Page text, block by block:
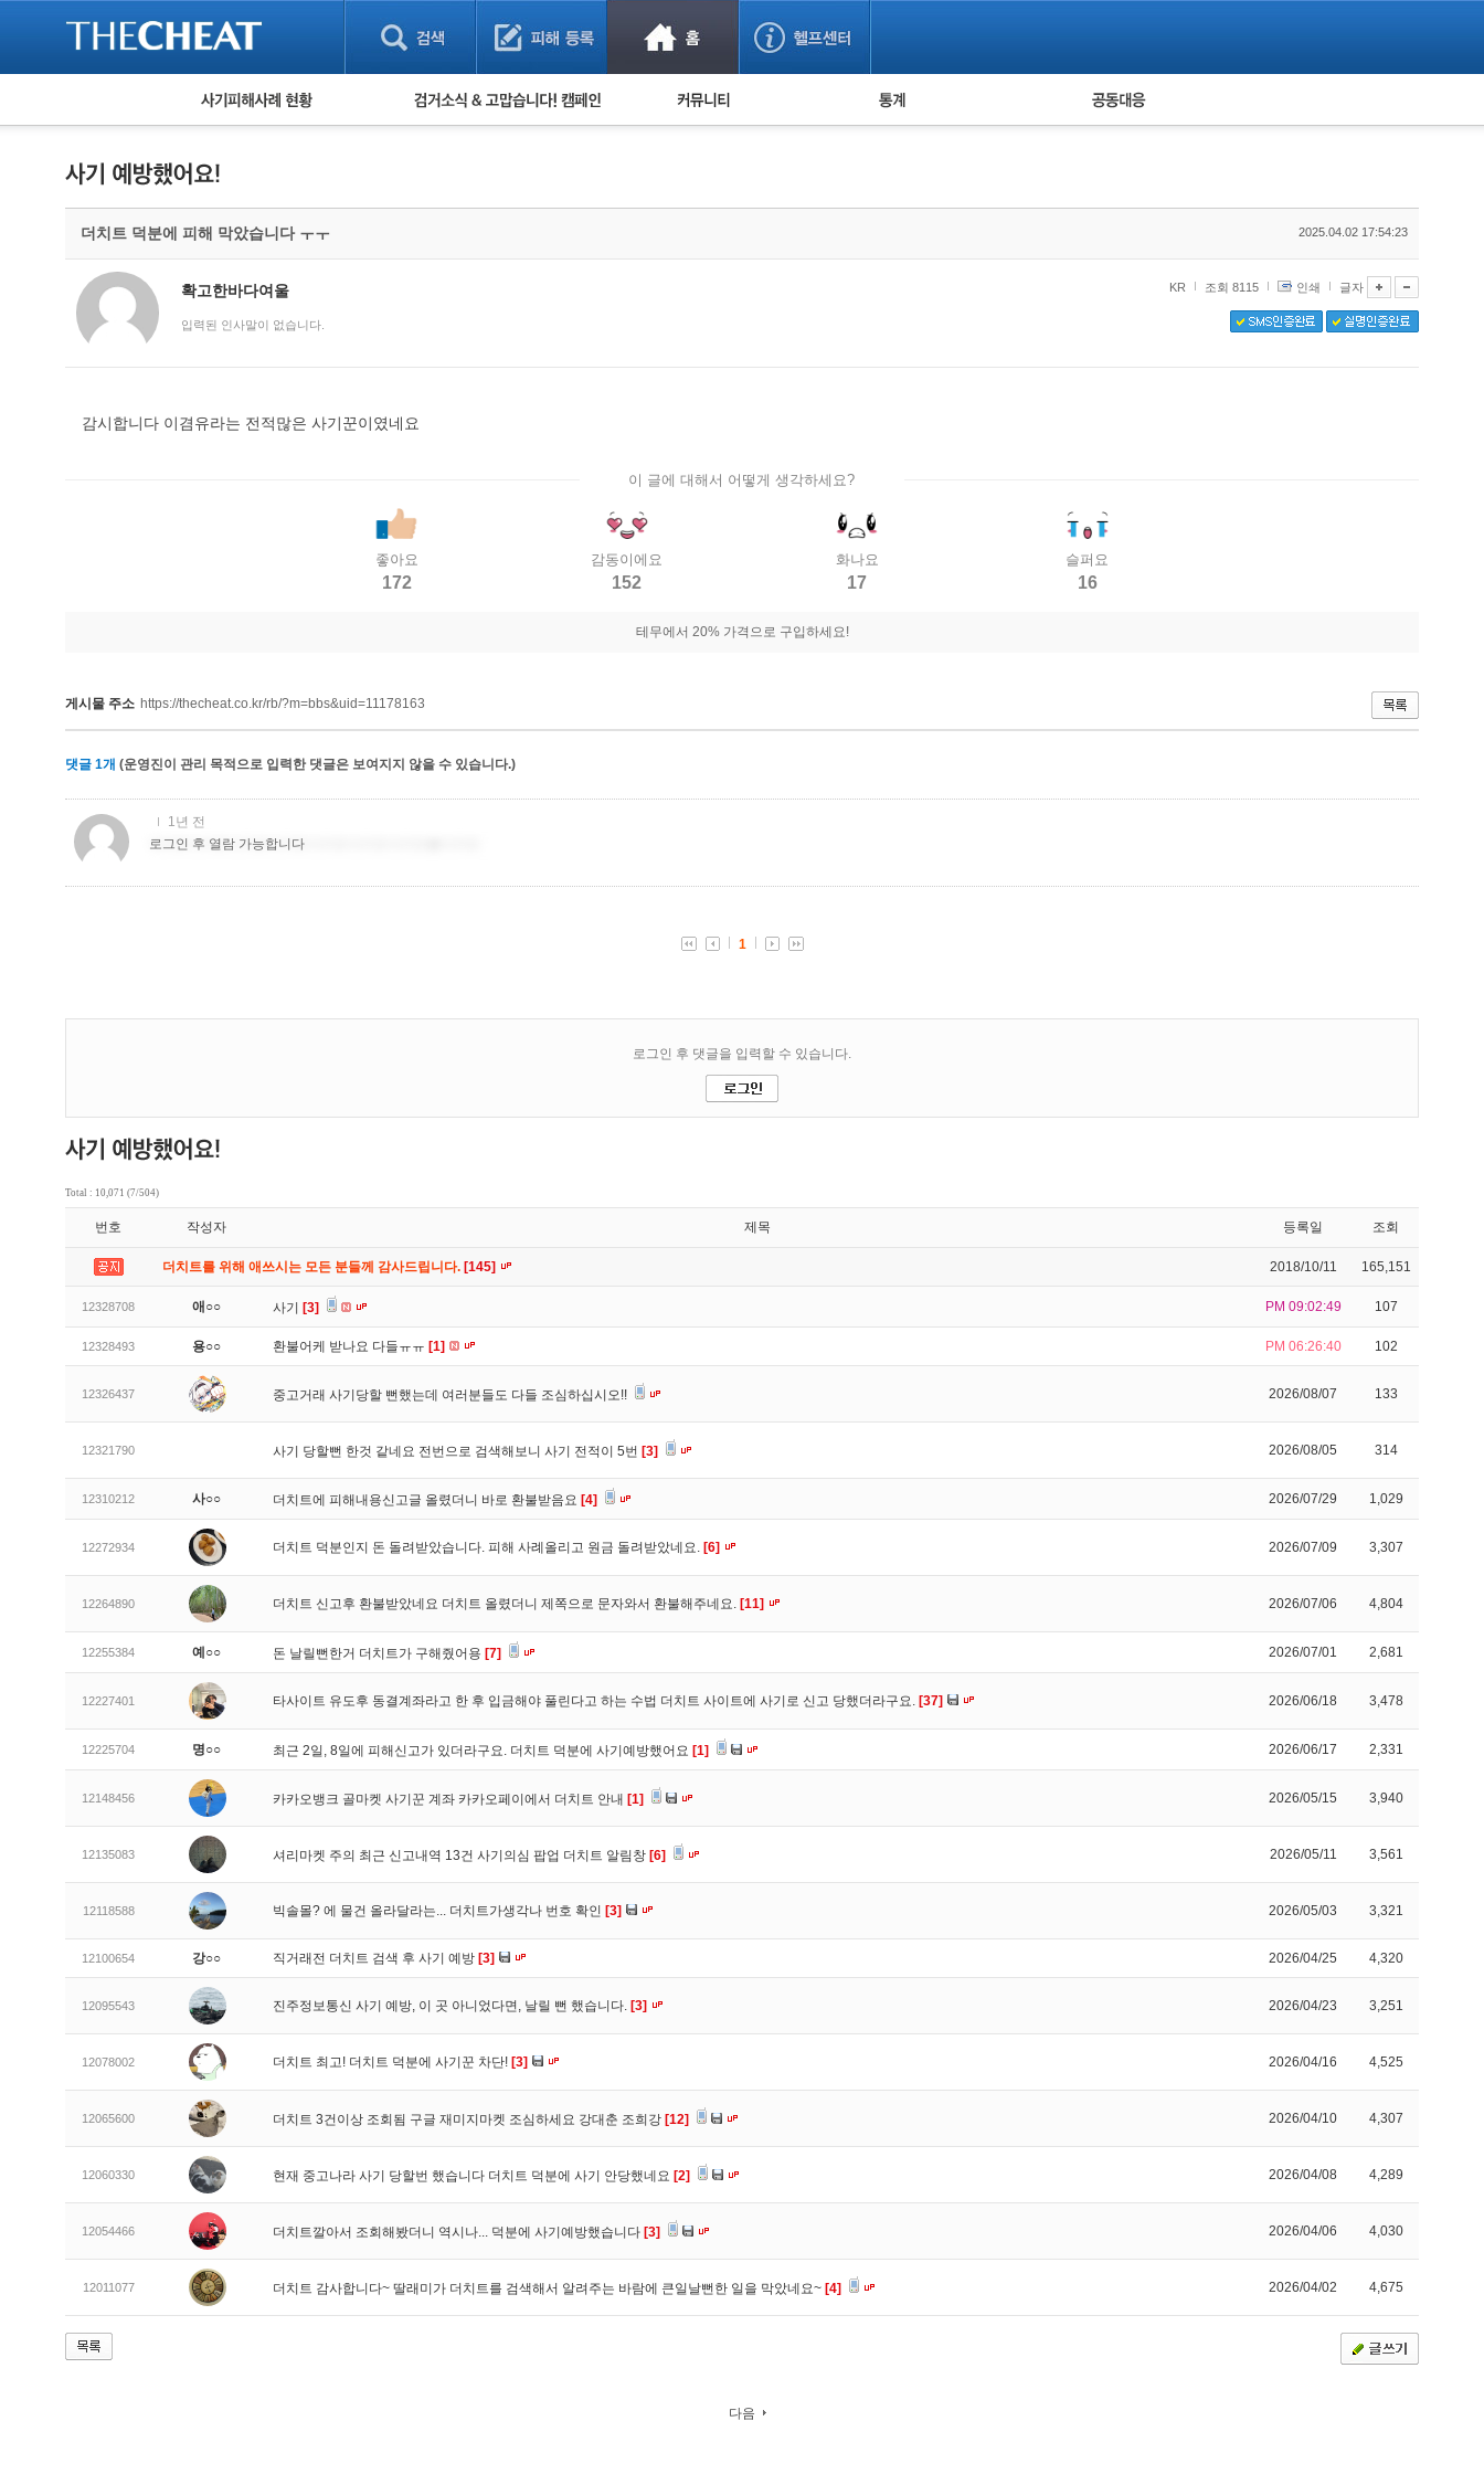
피해사례 현황
게임 · 비실물 피해사례
보이스피싱 피해사례
유해사이트 목록
비공개 피해사례
검거 소식 사기 예방했어요! 누적 피해사례 통계 피해자 공동대응
더치트 덕분에 피해 막았습니다 ㅜㅜ 2025.04.02 17:54:23
확고한바다여울
입력된 인사말이 없습니다.
KR 조회 8115 인쇄 글자
감시합니다 이겸유라는 전적많은 사기꾼이였네요
이 글에 대해서 어떻게 생각하세요?
좋아요
172
감동이에요
152
화나요
17
슬퍼요
16
테무에서 20% 가격으로 구입하세요!
게시물 주소 https://thecheat.co.kr/rb/?m=bbs&uid=11178163
댓글 1개 (운영진이 관리 목적으로 입력한 댓글은 보여지지 않을 수 있습니다.)
Total : 10,071 (7/504)
번호 작성자 제목 등록일 조회
더치트를 위해 애쓰시는 모든 분들께 감사드립니다. [145] 2018/10/11 165,151
12328708 애○○ 사기 [3] PM 09:02:49 107
12328493 용○○ 환불어케 받나요 다들ㅠㅠ [1] PM 06:26:40 102
12326437 중고거래 사기당할 뻔했는데 여러분들도 다들 조심하십시오!! 2026/08/07 133
12321790 사기 당할뻔 한것 같네요 전번으로 검색해보니 사기 전적이 5번 [3] 2026/08/05 314
12310212 사○○ 더치트에 피해내용신고글 올렸더니 바로 환불받음요 [4] 2026/07/29 1,029
12272934 더치트 덕분인지 돈 돌려받았습니다. 피해 사례올리고 원금 돌려받았네요. [6] 2026/07/09 3,307
12264890 더치트 신고후 환불받았네요 더치트 올렸더니 제쪽으로 문자와서 환불해주네요. [11] 2026/07/06 4,804
12255384 예○○ 돈 날릴뻔한거 더치트가 구해줬어용 [7] 2026/07/01 2,681
12227401 타사이트 유도후 동결계좌라고 한 후 입금해야 풀린다고 하는 수법 더치트 사이트에 사기로 신고 당했더라구요. [37] 2026/06/18 3,478
12225704 명○○ 최근 2일, 8일에 피해신고가 있더라구요. 더치트 덕분에 사기예방했어요 [1] 2026/06/17 2,331
12148456 카카오뱅크 골마켓 사기꾼 계좌 카카오페이에서 더치트 안내 [1] 2026/05/15 3,940
12135083 셔리마켓 주의 최근 신고내역 13건 사기의심 팝업 더치트 알림창 [6] 2026/05/11 3,561
12118588 빅솔몰? 에 물건 올라달라는... 더치트가생각나 번호 확인 [3] 2026/05/03 3,321
12100654 강○○ 직거래전 더치트 검색 후 사기 예방 [3] 2026/04/25 4,320
12095543 진주정보통신 사기 예방, 이 곳 아니었다면, 날릴 뻔 했습니다. [3] 2026/04/23 3,251
12078002 더치트 최고! 더치트 덕분에 사기꾼 차단! [3] 2026/04/16 4,525
12065600 더치트 3건이상 조회됨 구글 재미지마켓 조심하세요 강대춘 조희강 [12] 2026/04/10 4,307
12060330 현재 중고나라 사기 당할번 했습니다 더치트 덕분에 사기 안당했네요 [2] 2026/04/08 4,289
12054466 더치트깔아서 조회해봤더니 역시나... 덕분에 사기예방했습니다 [3] 2026/04/06 4,030
12011077 더치트 감사합니다~ 딸래미가 더치트를 검색해서 알려주는 바람에 큰일날뻔한 일을 막았네요~ [4] 2026/04/02 4,675
다음